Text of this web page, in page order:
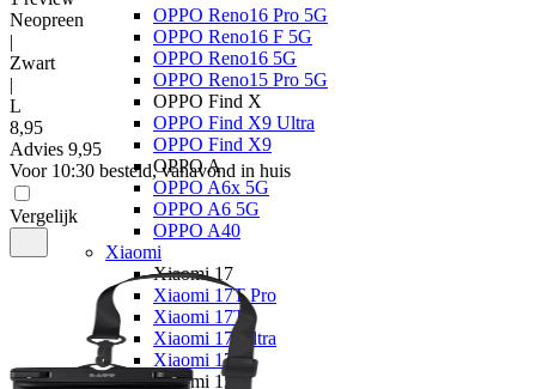
OPPO Reno16 Pro 5G
OPPO Reno16 F 5G
OPPO Reno16 5G
OPPO Reno15 Pro 5G
OPPO Find X
OPPO Find X9 Ultra
OPPO Find X9
OPPO A
OPPO A6x 5G
OPPO A6 5G
OPPO A40
Xiaomi
Xiaomi 17
Xiaomi 17T Pro
Xiaomi 17T
Xiaomi 17 Ultra
Xiaomi 17
Xiaomi 15
Neopreen
|
Zwart
|
L
8,95
Advies 9,95
Voor 10:30 besteld, vanavond in huis
Vergelijk